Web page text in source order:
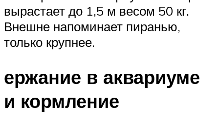
вырастает до 1,5 м весом 50 кг.
Внешне напоминает пиранью,
только крупнее.
ержание в аквариуме
и кормление